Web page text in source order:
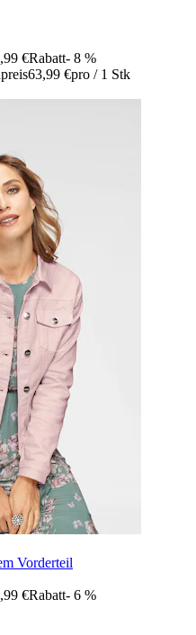
€Rabatt- 8 %
63,99 €pro / 1 Stk
Vorderteil
€Rabatt- 6 %